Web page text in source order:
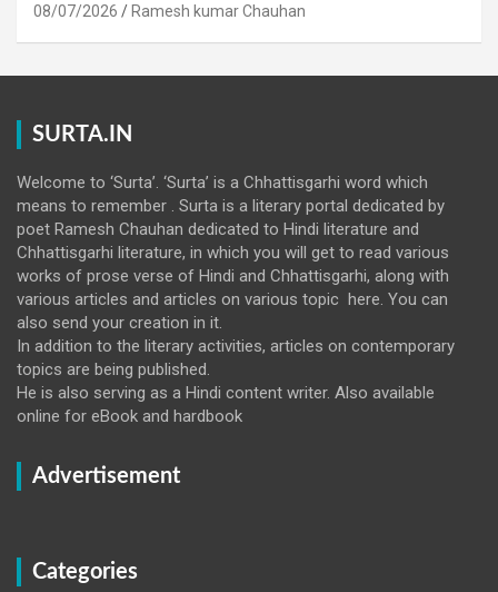
08/07/2026 Ramesh kumar Chauhan
SURTA.IN
Welcome to ‘Surta’. ‘Surta’ is a Chhattisgarhi word which
means to remember . Surta is a literary portal dedicated by
poet Ramesh Chauhan dedicated to Hindi literature and
Chhattisgarhi literature, in which you will get to read various
works of prose verse of Hindi and Chhattisgarhi, along with
various articles and articles on various topic here. You can
also send your creation in it.
In addition to the literary activities, articles on contemporary
topics are being published.
He is also serving as a Hindi content writer. Also available
online for eBook and hardbook
Advertisement
Categories